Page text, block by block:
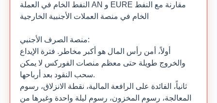
النفط الخام في العملة AN و EURE مقارنة مع النفط
الخام في منصة العملات الأجنبية الخارجية
منصة الصرف الأجنبي:
أولاً، أمن رأس المال هو أكبر مخاطر. فترة الإيداع
والخروج طويلة حتى معظم منصات الفوركس لا يمكن
سحب النقود بعد أرباحها.
ثانياً، الفائدة على الرافعة المالية، نقطة الانزلاق، رسوم
المعالجة، رسوم المخزون، رسوم ليلة واحدة وغيرها من